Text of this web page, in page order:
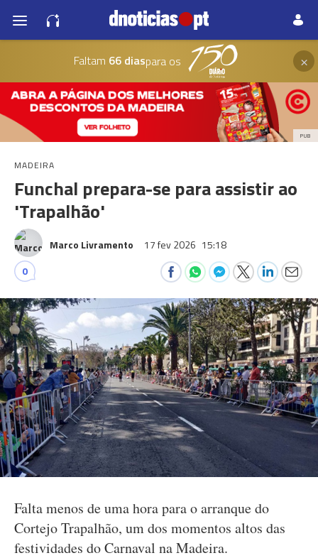
Faltam 66 diaspara os ×
PUB
MADEIRA
Funchal prepara-se para assistir ao
'Trapalhão'
Marco Livramento 17 fev 2026 15:18
0
Falta menos de uma hora para o arranque do
Cortejo Trapalhão, um dos momentos altos das
festividades do Carnaval na Madeira.